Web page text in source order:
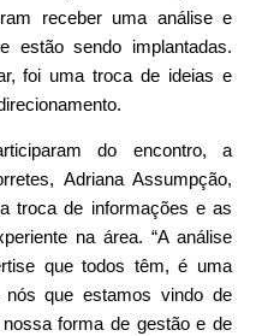
receber uma análise e
estão sendo implantadas.
foi uma troca de ideias e
do encontro, a
Adriana Assumpção,
troca de informações e as
na área. “A análise
que todos têm, é uma
nós que estamos vindo de
forma de gestão e de